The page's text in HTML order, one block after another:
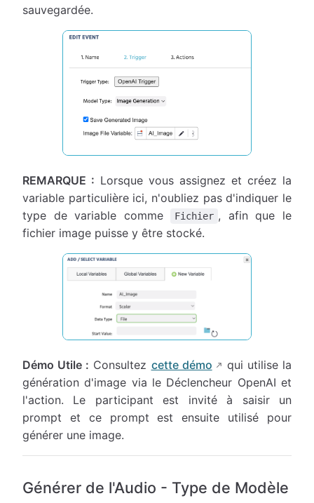
sauvegardée.
REMARQUE : Lorsque vous assignez et créez la
variable particulière ici, n'oubliez pas d'indiquer le
type de variable comme
Fichier , afin que le
fichier image puisse y être stocké.
Démo Utile : Consultez cette démo
qui utilise la
génération d'image via le Déclencheur OpenAI et
l'action. Le participant est invité à saisir un
prompt et ce prompt est ensuite utilisé pour
générer une image.
Générer de l'Audio - Type de Modèle